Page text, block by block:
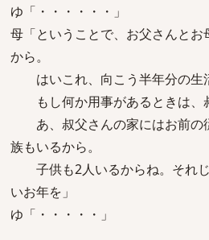
ゆ「・・・・・・」
母「ということで、お父さんと
から。
はいこれ、向こう半年分の生
もし何か用事があるときは、
あ、叔父さんの家にはお前の
族もいるから。
子供も2人いるからね。それじ
いお年を」
ゆ「・・・・・」